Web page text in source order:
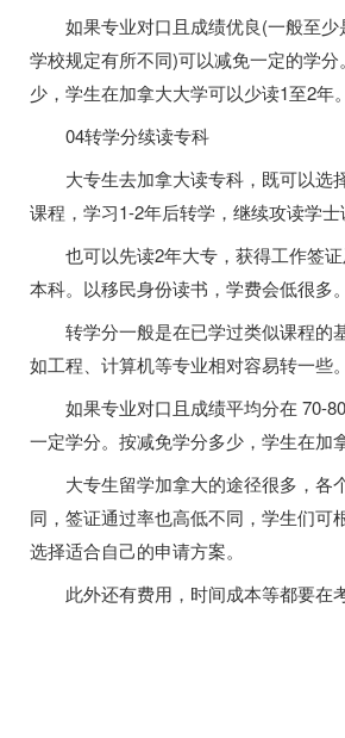
如果专业对口且成绩优良(一般至
学校规定有所不同)可以减免一定的学
少，学生在加拿大大学可以少读1至2年。
04转学分续读专科
大专生去加拿大读专科，既可以选
课程，学习1-2年后转学，继续攻读学士
也可以先读2年大专，获得工作签
本科。以移民身份读书，学费会低很多。
转学分一般是在已学过类似课程的
如工程、计算机等专业相对容易转一些。
如果专业对口且成绩平均分在 70-
一定学分。按减免学分多少，学生在加
大专生留学加拿大的途径很多，各
同，签证通过率也高低不同，学生们可
选择适合自己的申请方案。
此外还有费用，时间成本等都要在